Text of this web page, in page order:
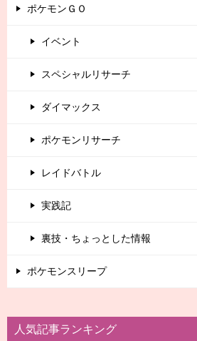
ポケモンＧＯ
イベント
スペシャルリサーチ
ダイマックス
ポケモンリサーチ
レイドバトル
実践記
裏技・ちょっとした情報
ポケモンスリープ
人気記事ランキング